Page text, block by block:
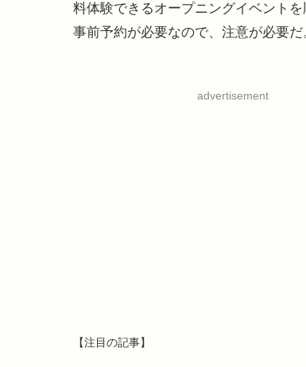
料体験できるオープニングイベント
事前予約が必要なので、注意が必要だ
advertisement
【注目の記事】